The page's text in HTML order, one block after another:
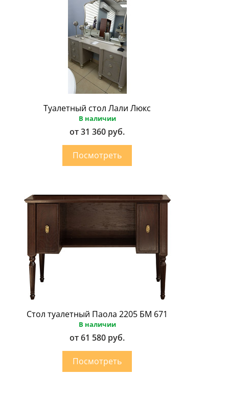
Туалетный стол Лали Люкс
В наличии
от 31 360 руб.
Стол туалетный Паола 2205 БМ 671
В наличии
от 61 580 руб.